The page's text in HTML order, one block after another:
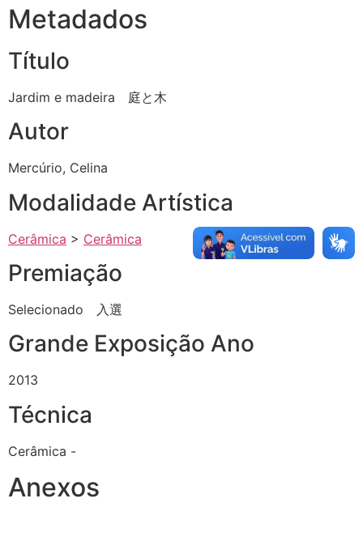
Metadados
Título
Jardim e madeira 庭と木
Autor
Mercúrio, Celina
Modalidade Artística
Cerâmica > Cerâmica
Premiação
Selecionado 入選
Grande Exposição Ano
2013
Técnica
Cerâmica -
Anexos